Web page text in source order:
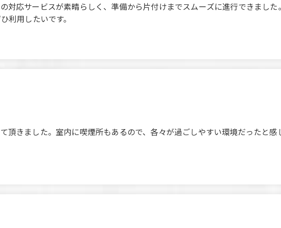
対応サービスが素晴らしく、準備から片付けまでスムーズに進行できまし
利用したいです。
which left a strong impression on me, and I would definitely like to
頂きました。室内に喫煙所もあるので、各々が過ごしやすい環境だったと